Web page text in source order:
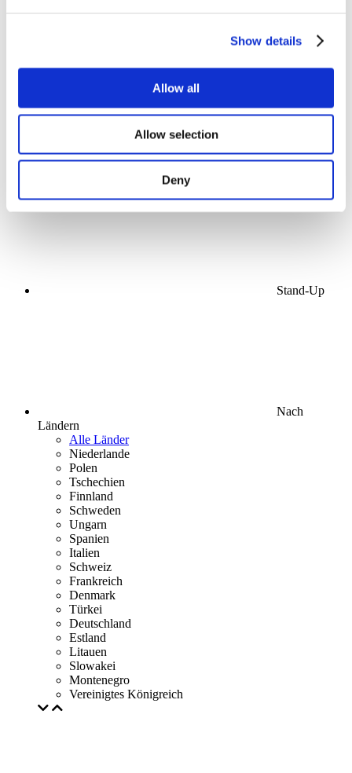
Show details
Allow all
Allow selection
Deny
Anwenden
Stand-Up
Nach
Ländern
Alle Länder
Niederlande
Polen
Tschechien
Finnland
Schweden
Ungarn
Spanien
Italien
Schweiz
Frankreich
Denmark
Türkei
Deutschland
Estland
Litauen
Slowakei
Montenegro
Vereinigtes Königreich